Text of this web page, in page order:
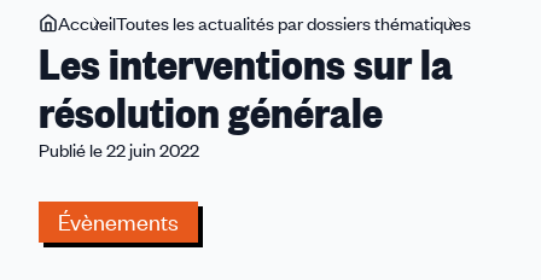
Vous
êtes
ici
AccueilToutes les actualités par dossiers thématiques
Les interventions sur la
résolution générale
Publié le 22 juin 2022
Évènements